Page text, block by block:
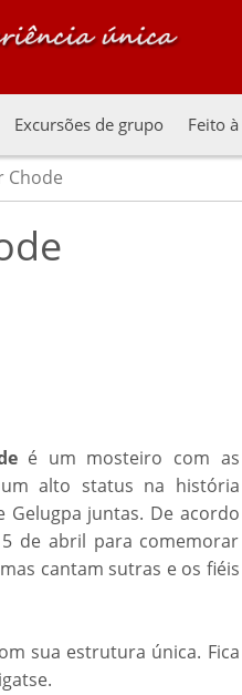
Excursões de grupo Feito
Chode
é um mosteiro com as
alto status na história
Gelugpa juntas. De acordo
de abril para comemorar
cantam sutras e os fiéis
sua estrutura única. Fica